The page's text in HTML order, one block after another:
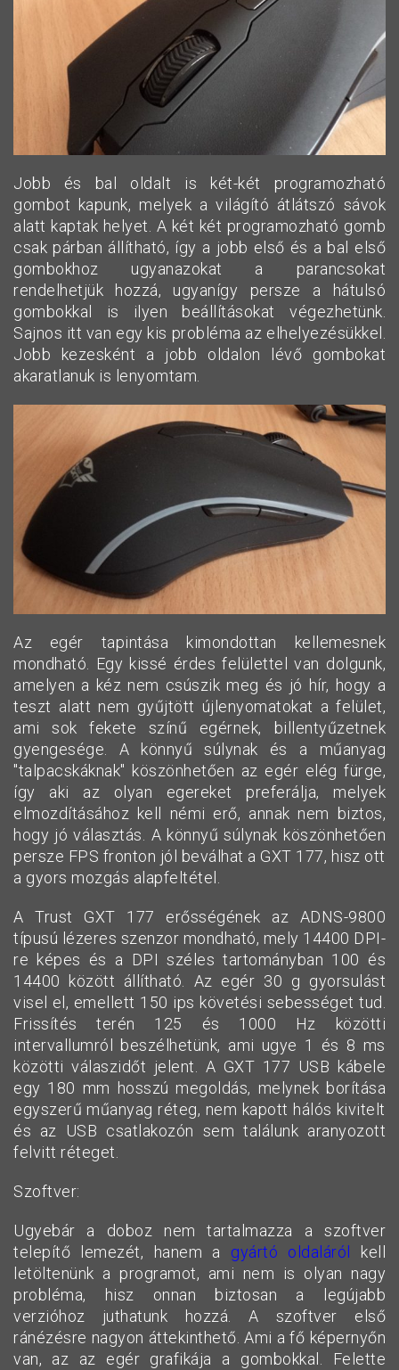
Jobb és bal oldalt is két-két programozható
gombot kapunk, melyek a világító átlátszó sávok
alatt kaptak helyet. A két két programozható gomb
csak párban állítható, így a jobb első és a bal első
gombokhoz ugyanazokat a parancsokat
rendelhetjük hozzá, ugyanígy persze a hátulsó
gombokkal is ilyen beállításokat végezhetünk.
Sajnos itt van egy kis probléma az elhelyezésükkel.
Jobb kezesként a jobb oldalon lévő gombokat
akaratlanuk is lenyomtam.
Az egér tapintása kimondottan kellemesnek
mondható. Egy kissé érdes felülettel van dolgunk,
amelyen a kéz nem csúszik meg és jó hír, hogy a
teszt alatt nem gyűjtött újlenyomatokat a felület,
ami sok fekete színű egérnek, billentyűzetnek
gyengesége. A könnyű súlynak és a műanyag
"talpacskáknak" köszönhetően az egér elég fürge,
így aki az olyan egereket preferálja, melyek
elmozdításához kell némi erő, annak nem biztos,
hogy jó választás. A könnyű súlynak köszönhetően
persze FPS fronton jól beválhat a GXT 177, hisz ott
a gyors mozgás alapfeltétel.
A Trust GXT 177 erősségének az ADNS-9800
típusú lézeres szenzor mondható, mely 14400 DPI-
re képes és a DPI széles tartományban 100 és
14400 között állítható. Az egér 30 g gyorsulást
visel el, emellett 150 ips követési sebességet tud.
Frissítés terén 125 és 1000 Hz közötti
intervallumról beszélhetünk, ami ugye 1 és 8 ms
közötti válaszidőt jelent. A GXT 177 USB kábele
egy 180 mm hosszú megoldás, melynek borítása
egyszerű műanyag réteg, nem kapott hálós kivitelt
és az USB csatlakozón sem találunk aranyozott
felvitt réteget.
Szoftver:
Ugyebár a doboz nem tartalmazza a szoftver
telepítő lemezét, hanem a gyártó oldaláról
kell
letöltenünk a programot, ami nem is olyan nagy
probléma, hisz onnan biztosan a legújabb
verzióhoz juthatunk hozzá. A szoftver első
ránézésre nagyon áttekinthető. Ami a fő képernyőn
van, az az egér grafikája a gombokkal. Felette